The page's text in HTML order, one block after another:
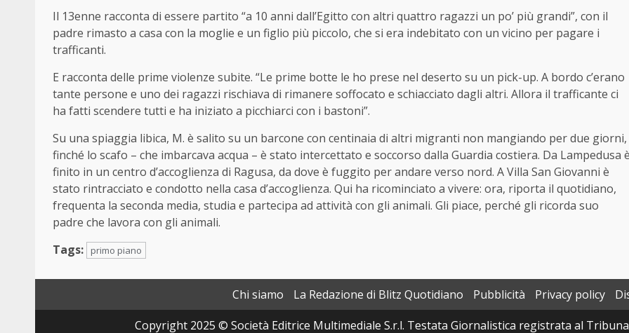
Il 13enne racconta di essere partito “a 10 anni dall’Egitto con altri quattro ragazzi un po’ più grandi”, con il
padre rimasto a casa con la moglie e un figlio più piccolo, che si era indebitato con un vicino per pagare i
trafficanti.
E racconta delle prime violenze subite. “Le prime botte le ho prese nel deserto su un pick-up. A bordo c’erano
tante persone e uno dei ragazzi rischiava di rimanere soffocato e schiacciato dagli altri. Allora il trafficante ci
ha fatti scendere tutti e ha iniziato a picchiarci con i bastoni”.
Su una spiaggia libica, M. è salito su un barcone con centinaia di altri migranti non mangiando per due giorni,
finché lo scafo – che imbarcava acqua – è stato intercettato e soccorso dalla Guardia costiera. Da Lampedusa
finito in un centro d’accoglienza di Ragusa, da dove è fuggito per andare verso nord. A Villa San Giovanni è
stato rintracciato e condotto nella casa d’accoglienza. Qui ha ricominciato a vivere: ora, riporta il quotidiano,
frequenta la seconda media, studia e partecipa ad attività con gli animali. Gli piace, perché gli ricorda suo
padre che lavora con gli animali.
Tags:
primo piano
Chi siamo La Redazione di Blitz Quotidiano Pubblicità Privacy policy
Copyright 2025 © Società Editrice Multimediale S.r.l. Testata Giornalistica registrata al